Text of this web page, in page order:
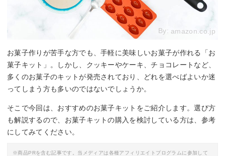
By: amazon.co.jp
お菓子作りが苦手な方でも、手軽に美味しいお菓子が作れる「お
菓子キット」。しかし、クッキーやケーキ、チョコレートなど、
多くのお菓子のキットが発売されており、どれを選べばよいか迷
ってしまう方も多いのではないでしょうか。
そこで今回は、おすすめのお菓子キットをご紹介します。選び方
も解説するので、お菓子キットの購入を検討している方は、参考
にしてみてください。
※商品PRを含む記事です。当メディアは各種アフィリエイトプログラムに参加して